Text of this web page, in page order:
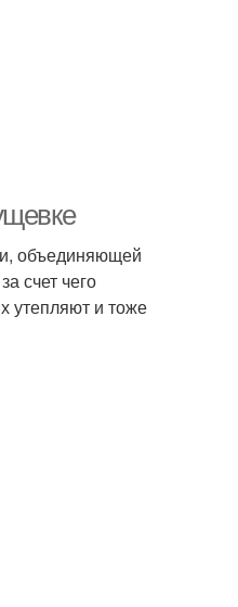
объединяющей
счет чего
утепляют и тоже